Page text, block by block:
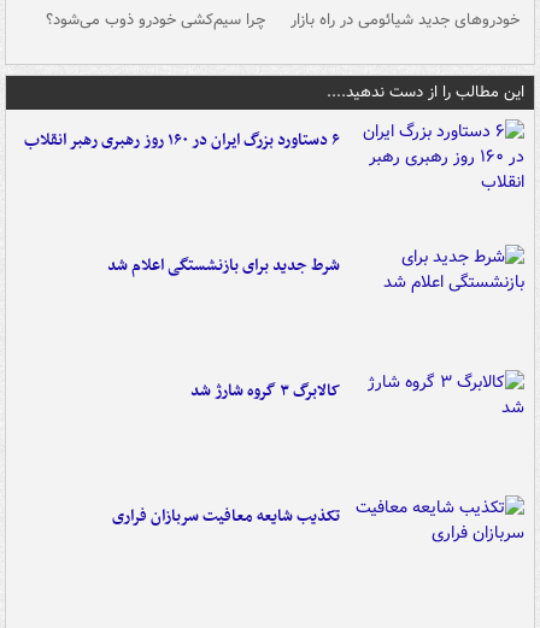
خودروهای جدید شیائومی در راه بازار چرا سیم‌کشی خودرو ذوب می‌شود؟
این مطالب را از دست ندهید....
۶ دستاورد بزرگ ایران در ۱۶۰ روز رهبری رهبر انقلاب
شرط جدید برای بازنشستگی اعلام شد
کالابرگ ۳ گروه شارژ شد
تکذیب شایعه معافیت سربازان فراری